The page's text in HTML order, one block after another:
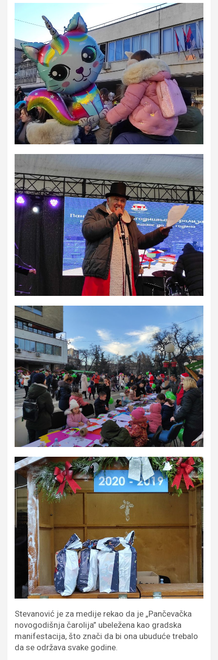
Stevanović je za medije rekao da je „Pančevačka
novogodišnja čarolija” ubeležena kao gradska
manifestacija, što znači da bi ona ubuduće trebalo
da se održava svake godine.